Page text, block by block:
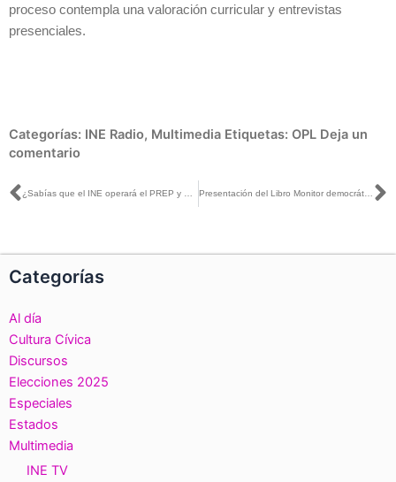
proceso contempla una valoración curricular y entrevistas
presenciales.
Categorías: INE Radio, Multimedia Etiquetas: OPL Deja un
comentario
Ant ¿Sabías que el INE operará el PREP y Conteo Rápido de Veracruz y Nayarit? Presentación del Libro Monitor democrático 2017
Categorías
Al día
Cultura Cívica
Discursos
Elecciones 2025
Especiales
Estados
Multimedia
INE TV